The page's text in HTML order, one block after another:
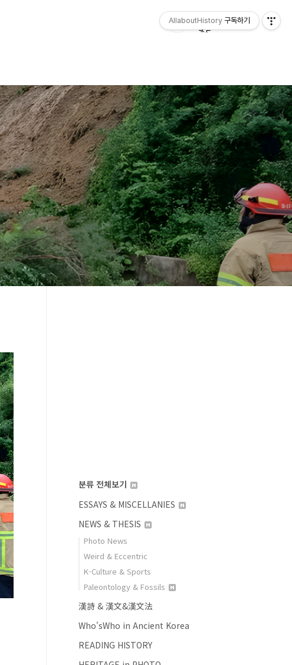
분류 전체보기
ESSAYS & MISCELLANIES
NEWS & THESIS
Photo News
Weird & Eccentric
K-Culture & Sports
Paleontology & Fossils
漢詩 & 漢文&漢文法
Who'sWho in Ancient Korea
READING HISTORY
AllaboutHistory 구독하기